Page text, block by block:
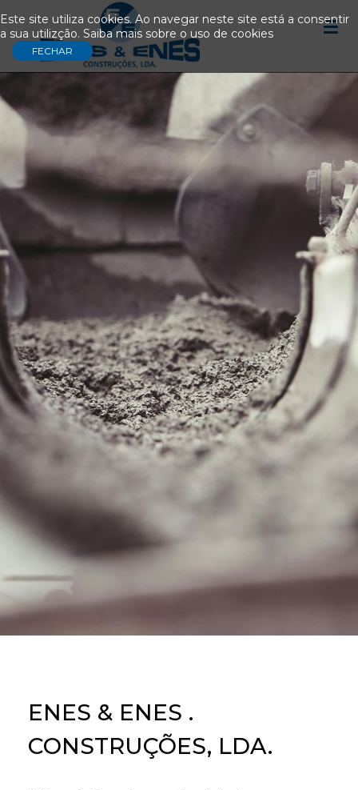
ENES & ENES .
CONSTRUÇÕES, LDA.
Este site utiliza cookies. Ao navegar neste site está a consentir
a sua utilizção. Saiba mais sobre o uso de cookies